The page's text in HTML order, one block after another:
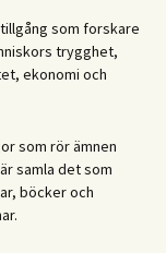
som forskare
trygghet,
ekonomi och
som rör ämnen
samla det som
böcker och